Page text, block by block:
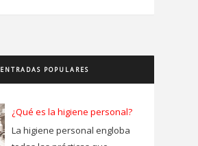
ENTRADAS POPULARES
¿Qué es la higiene personal?
La higiene personal engloba